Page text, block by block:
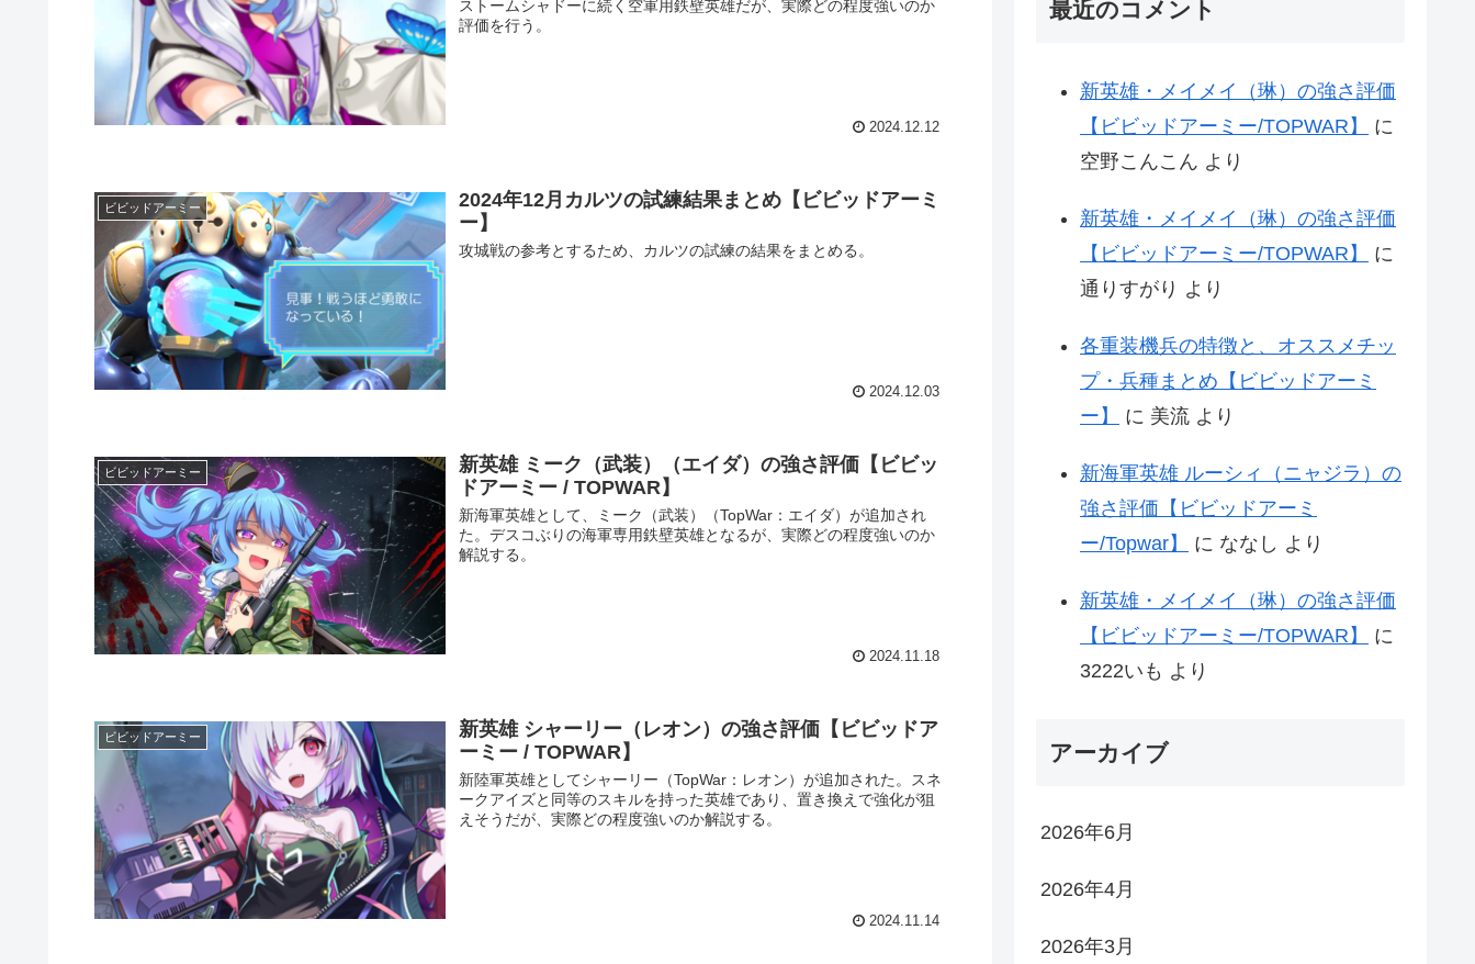
ストームシャドーに続く空軍用鉄壁英雄だが、実際どの程度強いのか
評価を行う。
2024.12.12
ビビッドアーミー
2024年12月カルツの試練結果まとめ【ビビッドアーミ
ー】
攻城戦の参考とするため、カルツの試練の結果をまとめる。
2024.12.03
ビビッドアーミー
新英雄 ミーク（武装）（エイダ）の強さ評価【ビビッ
ドアーミー / TOPWAR】
新海軍英雄として、ミーク（武装）（TopWar：エイダ）が追加され
た。デスコぶりの海軍専用鉄壁英雄となるが、実際どの程度強いのか
解説する。
2024.11.18
ビビッドアーミー
新英雄 シャーリー（レオン）の強さ評価【ビビッドア
ーミー / TOPWAR】
新陸軍英雄としてシャーリー（TopWar：レオン）が追加された。スネ
ークアイズと同等のスキルを持った英雄であり、置き換えで強化が狙
えそうだが、実際どの程度強いのか解説する。
2024.11.14
最近のコメント
新英雄・メイメイ（琳）の強さ評価
【ビビッドアーミー/TOPWAR】
に
空野こんこん より
新英雄・メイメイ（琳）の強さ評価
【ビビッドアーミー/TOPWAR】
に
通りすがり より
各重装機兵の特徴と、オススメチッ
プ・兵種まとめ【ビビッドアーミ
ー】
に 美流 より
新海軍英雄 ルーシィ（ニャジラ）の
強さ評価【ビビッドアーミ
ー/Topwar】
に ななし より
新英雄・メイメイ（琳）の強さ評価
【ビビッドアーミー/TOPWAR】
に
3222いも より
アーカイブ
2026年6月
2026年4月
2026年3月